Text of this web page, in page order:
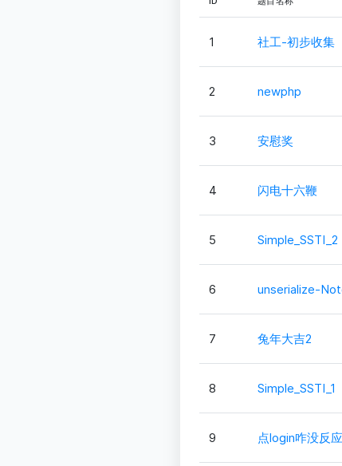
1 社工-初步收集
2 newphp
3 安慰奖
4 闪电十六鞭
5 Simple_SSTI_2
6 unserialize-
7 兔年大吉2
8 Simple_SSTI_1
9 点login咋没反应